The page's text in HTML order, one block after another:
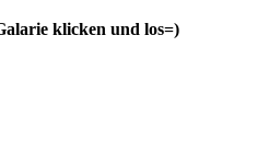
klicken und los=)